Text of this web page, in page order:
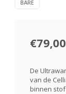
BARE
€79,00
De
van de
binnen